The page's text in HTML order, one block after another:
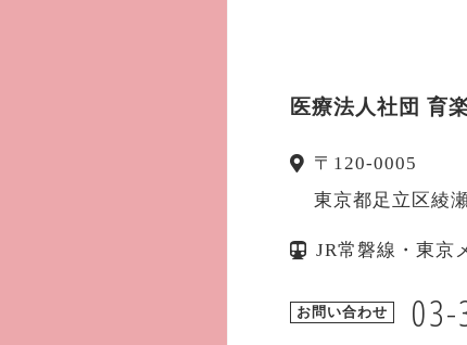
医療法人社団 育
〒 120-0005
東京都足立区綾
JR常磐線・東京
お問い合わせ 03-